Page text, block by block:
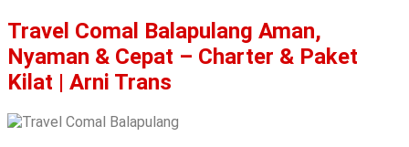
Travel Comal Balapulang Aman,
Nyaman & Cepat – Charter & Paket
Kilat | Arni Trans